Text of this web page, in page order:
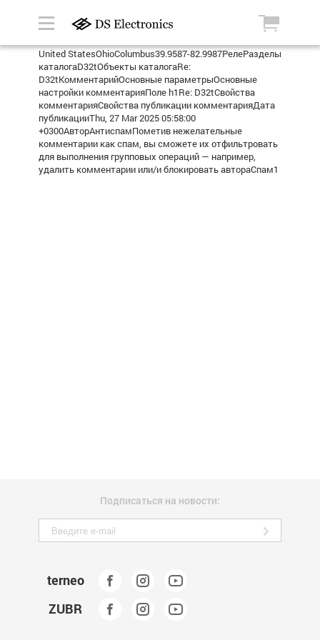
United StatesOhioColumbus39.9587-82.9987РелеРазделы
каталогаD32tОбъекты каталогаRe:
D32tКомментарийОсновные параметрыОсновные
настройки комментарияПоле h1Re: D32tСвойства
комментарияСвойства публикации комментарияДата
публикацииThu, 27 Mar 2025 05:58:00
+0300АвторАнтиспамПометив нежелательные
комментарии как спам, вы сможете их отфильтровать
для выполнения групповых операций — например,
удалить комментарии или/и блокировать автораСпам1
Подписаться на новости:
terneo
ZUBR